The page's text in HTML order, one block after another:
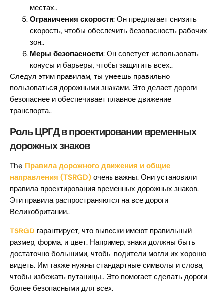
местах..
Ограничения скорости: Он предлагает снизить
скорость, чтобы обеспечить безопасность рабочих
зон..
Меры безопасности: Он советует использовать
конусы и барьеры, чтобы защитить всех..
Следуя этим правилам, ты умеешь правильно
пользоваться дорожными знаками. Это делает дороги
безопаснее и обеспечивает плавное движение
транспорта..
Роль ЦРГД в проектировании временных
дорожных знаков
The Правила дорожного движения и общие
направления (TSRGD) очень важны. Они установили
правила проектирования временных дорожных знаков.
Эти правила распространяются на все дороги
Великобритании..
TSRGD гарантирует, что вывески имеют правильный
размер, форма, и цвет. Например, знаки должны быть
достаточно большими, чтобы водители могли их хорошо
видеть. Им также нужны стандартные символы и слова,
чтобы избежать путаницы.. Это помогает сделать дороги
более безопасными для всех.